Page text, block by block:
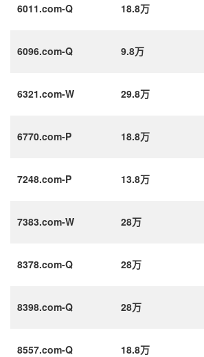
6011.com-Q 18.8万
6096.com-Q 9.8万
6321.com-W 29.8万
6770.com-P 18.8万
7248.com-P 13.8万
7383.com-W 28万
8378.com-Q 28万
8398.com-Q 28万
8557.com-Q 18.8万